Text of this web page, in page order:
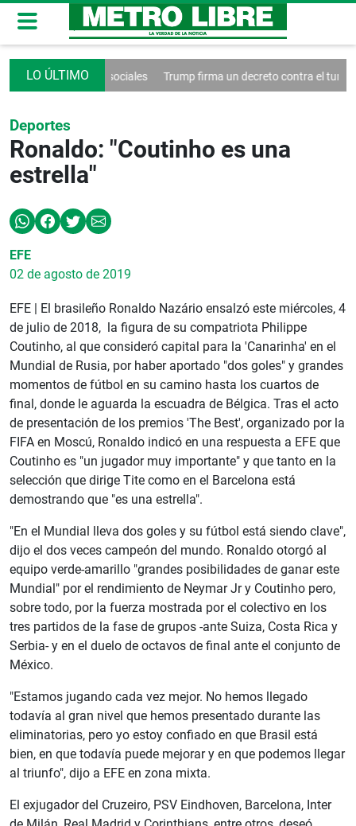
de las redes sociales Trump firma un decreto contra el turismo
Deportes
Ronaldo: "Coutinho es una
estrella"
EFE
02 de agosto de 2019
EFE | El brasileño Ronaldo Nazário ensalzó este miércoles, 4
de julio de 2018, la figura de su compatriota Philippe
Coutinho, al que consideró capital para la 'Canarinha' en el
Mundial de Rusia, por haber aportado "dos goles" y grandes
momentos de fútbol en su camino hasta los cuartos de
final, donde le aguarda la escuadra de Bélgica. Tras el acto
de presentación de los premios 'The Best', organizado por la
FIFA en Moscú, Ronaldo indicó en una respuesta a EFE que
Coutinho es "un jugador muy importante" y que tanto en la
selección que dirige Tite como en el Barcelona está
demostrando que "es una estrella".
"En el Mundial lleva dos goles y su fútbol está siendo clave",
dijo el dos veces campeón del mundo. Ronaldo otorgó al
equipo verde-amarillo "grandes posibilidades de ganar este
Mundial" por el rendimiento de Neymar Jr y Coutinho pero,
sobre todo, por la fuerza mostrada por el colectivo en los
tres partidos de la fase de grupos -ante Suiza, Costa Rica y
Serbia- y en el duelo de octavos de final ante el conjunto de
México.
"Estamos jugando cada vez mejor. No hemos llegado
todavía al gran nivel que hemos presentado durante las
eliminatorias, pero yo estoy confiado en que Brasil está
bien, en que todavía puede mejorar y en que podemos llegar
al triunfo", dijo a EFE en zona mixta.
El exjugador del Cruzeiro, PSV Eindhoven, Barcelona, Inter